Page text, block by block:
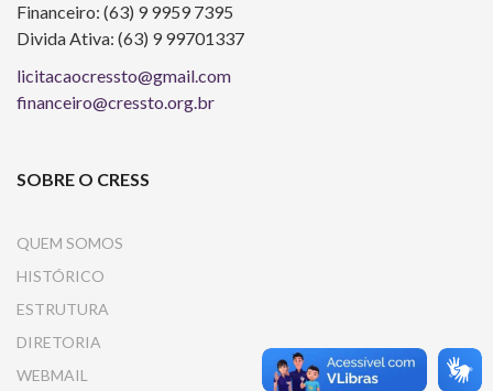
Financeiro: (63) 9 9959 7395
Divida Ativa: (63) 9 99701337
licitacaocressto@gmail.com
financeiro@cressto.org.br
SOBRE O CRESS
QUEM SOMOS
HISTÓRICO
ESTRUTURA
DIRETORIA
WEBMAIL